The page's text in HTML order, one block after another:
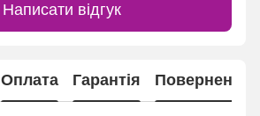
Написати відгук
Оплата Гарантія Повернення